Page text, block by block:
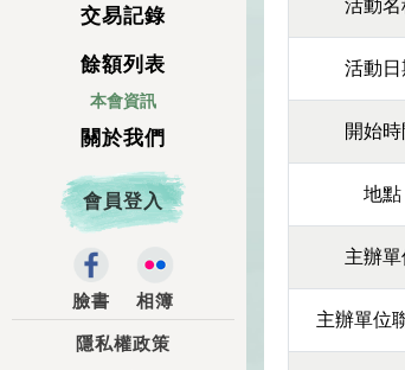
交易記錄
餘額列表
本會資訊
關於我們
會員登入
臉書 相簿
隱私權政策
活動名
活動日
開始時
地點
主辦單
主辦單位